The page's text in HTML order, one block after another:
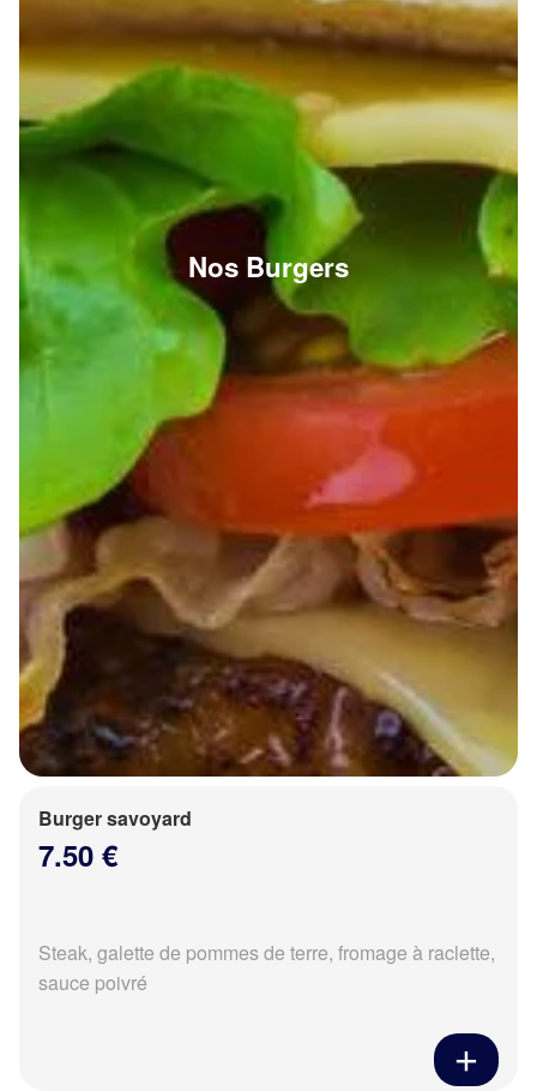
Nos Burgers
Burger savoyard
7.50 €
Steak, galette de pommes de terre, fromage à raclette,
sauce poivré